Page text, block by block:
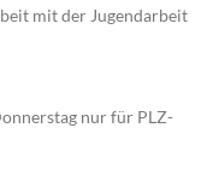
mit der Jugendarbeit
nur für PLZ-